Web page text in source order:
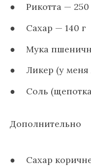
Рикотта — 250
Сахар — 140 г
Мука
Ликер (у
Соль
Дополнительно
Сахар